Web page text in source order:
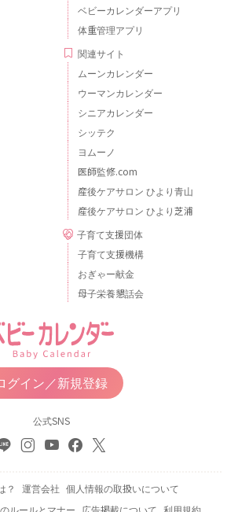
ベビーカレンダーアプリ
体重管理アプリ
関連サイト
ムーンカレンダー
ウーマンカレンダー
シニアカレンダー
シッテク
ヨムーノ
医師監修.com
産後ケアサロン ひより青山
産後ケアサロン ひより芝浦
子育て支援団体
子育て支援機構
おぎゃー献金
母子栄養懇話会
グイン／新規登録
公式SNS
？ 運営会社
個人情報の取扱いについて